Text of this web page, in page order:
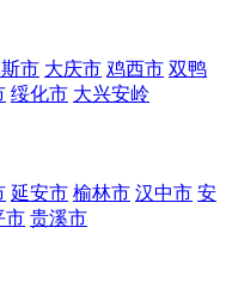
市 大庆市 鸡西市 双鸭
绥化市 大兴安岭
延安市 榆林市 汉中市 安
市 贵溪市